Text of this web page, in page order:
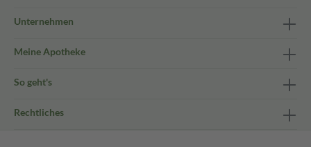
Unternehmen
Meine Apotheke
So geht's
Rechtliches